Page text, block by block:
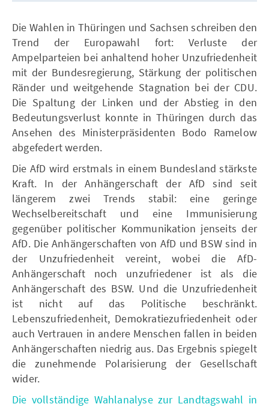
Die Wahlen in Thüringen und Sachsen schreiben den
Trend der Europawahl fort: Verluste der
Ampelparteien bei anhaltend hoher Unzufriedenheit
mit der Bundesregierung, Stärkung der politischen
Ränder und weitgehende Stagnation bei der CDU.
Die Spaltung der Linken und der Abstieg in den
Bedeutungsverlust konnte in Thüringen durch das
Ansehen des Ministerpräsidenten Bodo Ramelow
abgefedert werden.
Die AfD wird erstmals in einem Bundesland stärkste
Kraft. In der Anhängerschaft der AfD sind seit
längerem zwei Trends stabil: eine geringe
Wechselbereitschaft und eine Immunisierung
gegenüber politischer Kommunikation jenseits der
AfD. Die Anhängerschaften von AfD und BSW sind in
der Unzufriedenheit vereint, wobei die AfD-
Anhängerschaft noch unzufriedener ist als die
Anhängerschaft des BSW. Und die Unzufriedenheit
ist nicht auf das Politische beschränkt.
Lebenszufriedenheit, Demokratiezufriedenheit oder
auch Vertrauen in andere Menschen fallen in beiden
Anhängerschaften niedrig aus. Das Ergebnis spiegelt
die zunehmende Polarisierung der Gesellschaft
wider.
Die vollständige Wahlanalyse zur Landtagswahl in